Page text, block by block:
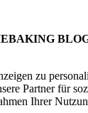
zu
Partner für
Ihrer